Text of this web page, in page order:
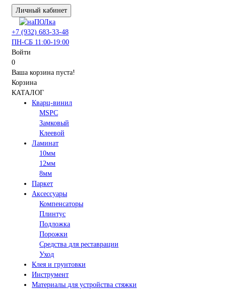
Личный кабинет
+7 (932) 683-33-48
ПН-СБ 11:00-19:00
Войти
0
Ваша корзина пуста!
Корзина
КАТАЛОГ
Кварц-винил
MSPC
Замковый
Клеевой
Ламинат
10мм
12мм
8мм
Паркет
Аксессуары
Компенсаторы
Плинтус
Подложка
Порожки
Средства для реставрации
Уход
Клея и грунтовки
Инструмент
Материалы для устройства стяжки